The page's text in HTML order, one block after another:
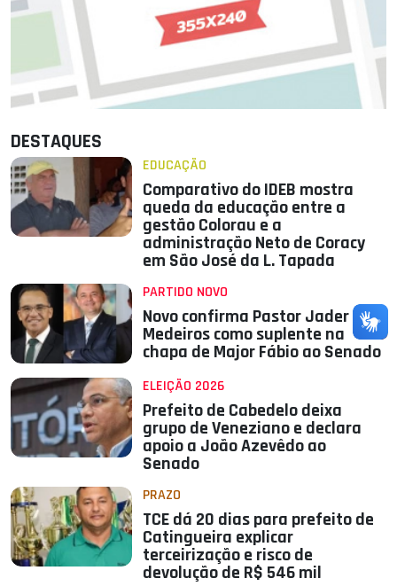
DESTAQUES
EDUCAÇÃO
Comparativo do IDEB mostra
queda da educação entre a
gestão Colorau e a
administração Neto de Coracy
em São José da L. Tapada
PARTIDO NOVO
Novo confirma Pastor Jader
Medeiros como suplente na
chapa de Major Fábio ao Senado
ELEIÇÃO 2026
Prefeito de Cabedelo deixa
grupo de Veneziano e declara
apoio a João Azevêdo ao
Senado
PRAZO
TCE dá 20 dias para prefeito de
Catingueira explicar
terceirização e risco de
devolução de R$ 546 mil